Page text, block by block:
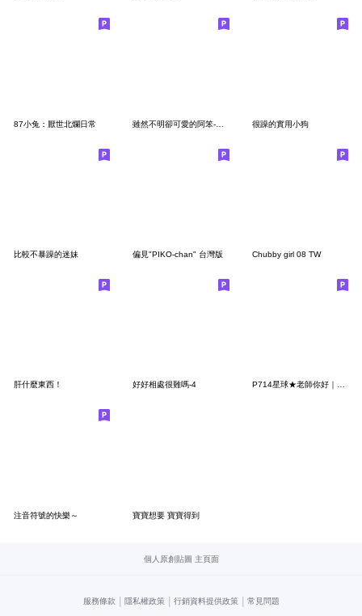
87小兔：厭世北爛日常 很躁的實用小狗
比較不暴躁的迷妹 偏見"PIKO-chan" 台灣版 Chubby girl 08 TW
肝什麼東西！ 好好相處很難嗎-4 P714星球★老師你好｜省空間
注音符號的快樂～ 寶寶想要 寶寶得到
個人原創貼圖 主頁面
服務條款 | 隱私權政策 | 行銷資料提供政策 | 常見問題